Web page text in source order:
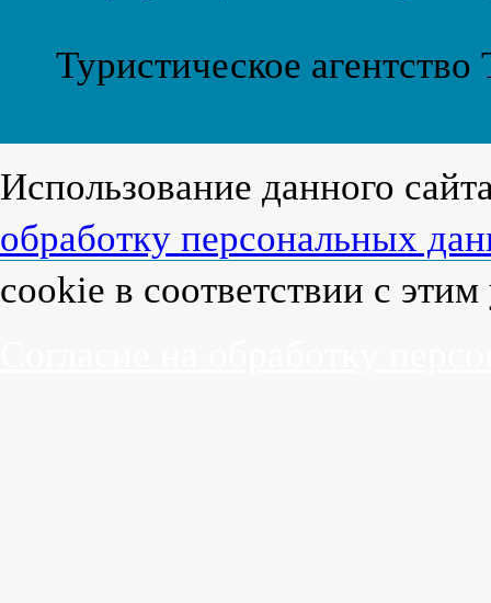
Туристическое
Использование данного
обработку персональных
cookie в соответствии с